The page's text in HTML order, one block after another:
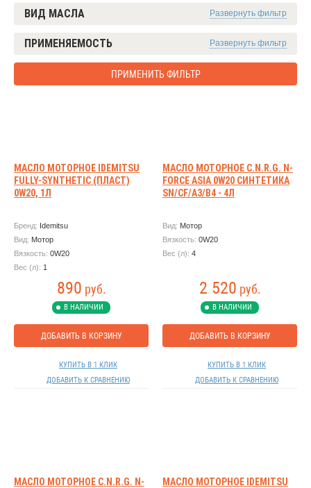
Развернуть фильтр
ВИД МАСЛА
Развернуть фильтр
ПРИМЕНЯЕМОСТЬ
ПРИМЕНИТЬ ФИЛЬТР
МАСЛО МОТОРНОЕ IDEMITSU
FULLY-SYNTHETIC (ПЛАСТ)
0W20, 1Л
Бренд: Idemitsu
Вид: Мотор
Вязкость: 0W20
Вес (л): 1
890 руб.
В НАЛИЧИИ
ДОБАВИТЬ В КОРЗИНУ
КУПИТЬ В 1 КЛИК
ДОБАВИТЬ К СРАВНЕНИЮ
МАСЛО МОТОРНОЕ C.N.R.G. N-
FORCE АSIA 0W20 СИНТЕТИКА
SN/CF/A3/B4 - 4Л
Вид: Мотор
Вязкость: 0W20
Вес (л): 4
2 520 руб.
В НАЛИЧИИ
ДОБАВИТЬ В КОРЗИНУ
КУПИТЬ В 1 КЛИК
ДОБАВИТЬ К СРАВНЕНИЮ
МАСЛО МОТОРНОЕ C.N.R.G. N-
МАСЛО МОТОРНОЕ IDEMITSU